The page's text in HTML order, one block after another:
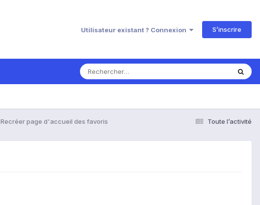
Utilisateur existant ? Connexion S’inscrire
Toute l’activité
Recréer page d'accueil des favoris